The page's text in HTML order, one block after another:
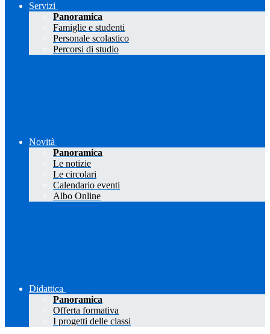
Servizi
Panoramica
Famiglie e studenti
Personale scolastico
Percorsi di studio
Novità
Panoramica
Le notizie
Le circolari
Calendario eventi
Albo Online
Didattica
Panoramica
Offerta formativa
I progetti delle classi